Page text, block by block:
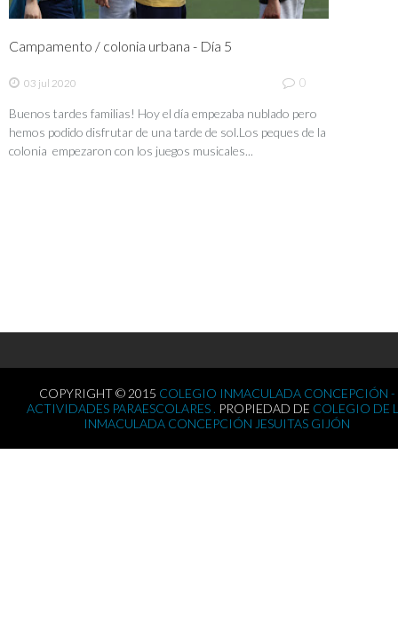
Campamento / colonia urbana - Día 5
03 jul 2020 0
Buenos tardes familias! Hoy el día empezaba nublado pero
hemos podido disfrutar de una tarde de sol.Los peques de la
colonia empezaron con los juegos musicales...
COPYRIGHT © 2015 COLEGIO INMACULADA CONCEPCIÓN -
ACTIVIDADES PARAESCOLARES . PROPIEDAD DE COLEGIO DE
INMACULADA CONCEPCIÓN JESUITAS GIJÓN